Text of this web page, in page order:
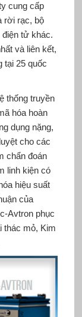
cung cấp
rời rạc, bộ
tử khác.
và liên kết,
tại 25 quốc
thống truyền
hóa hoàn
dụng nặng,
cho các
chẩn đoán
linh kiện có
hiệu suất
của
Avtron phục
thác mỏ, Kim